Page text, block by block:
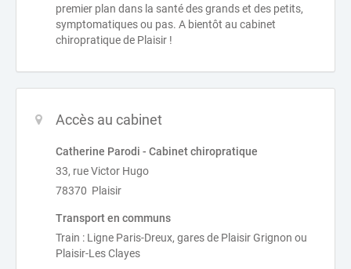
premier plan dans la santé des grands et des petits,
symptomatiques ou pas. A bientôt au cabinet
chiropratique de Plaisir !
Accès au cabinet
Catherine Parodi - Cabinet chiropratique
33, rue Victor Hugo
78370 Plaisir
Transport en communs
Train : Ligne Paris-Dreux, gares de Plaisir Grignon ou
Plaisir-Les Clayes